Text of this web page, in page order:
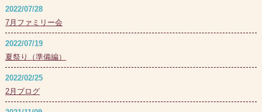
2022/07/28
7月ファミリー会
2022/07/19
夏祭り（準備編）
2022/02/25
2月ブログ